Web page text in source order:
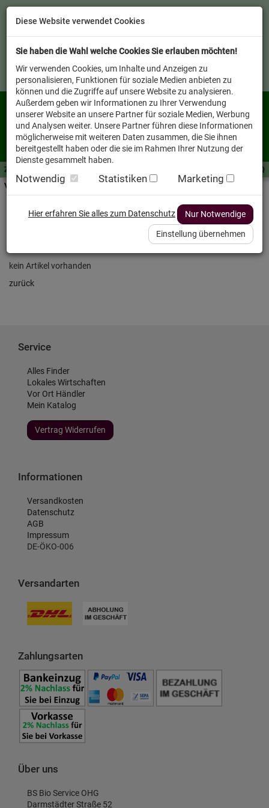
Zutaten A-Z
Service FAQ
Verkäufer vor Ort
Mit dem Ausbau des Shops wird diese Seite
kein Artikel vorhanden
zurück
Service
Alles Finder
Lokales Wirtschaften
Vor Ort Händler
Mein Katalog
Vertrag Widerrufen
Informationen
Versandkosten
Datenschutz
AGB
Impressum
DE-ÖKO-006
Versandarten
Zahlungsarten
Über uns
BS Bio Service OHG
Darmstädter Straße 52
Diese Website verwendet Cookies
Sie haben die Wahl welche Cookies Sie erlauben möchten!
Wir verwenden Cookies, um Inhalte und Anzeigen zu
personalisieren, Funktionen für soziale Medien anbieten zu
können und die Zugriffe auf unsere Website zu analysieren.
Außerdem geben wir Informationen zu Ihrer Verwendung
unserer Website an unsere Partner für soziale Medien, Werbung
und Analysen weiter. Unsere Partner führen diese Informationen
möglicherweise mit weiteren Daten zusammen, die Sie ihnen
bereitgestellt haben oder die sie im Rahmen Ihrer Nutzung der
Dienste gesammelt haben.
Notwendig Statistiken Marketing
Hier erfahren Sie alles zum Datenschutz Nur Notwendige
Einstellung übernehmen